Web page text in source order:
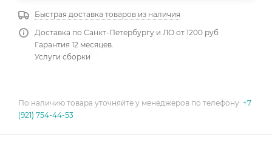
Быстрая доставка товаров из наличия
Доставка по Санкт-Петербургу и ЛО от 1200 руб
Гарантия 12 месяцев.
Услуги сборки
По наличию товара уточняйте у менеджеров по телефону: +7
(921) 754-44-53